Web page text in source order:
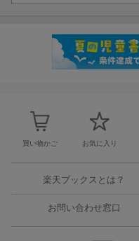
買い物かご お気に入り
楽天ブックスとは？
お問い合わせ窓口